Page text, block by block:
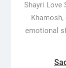
Shayri Love
emotional